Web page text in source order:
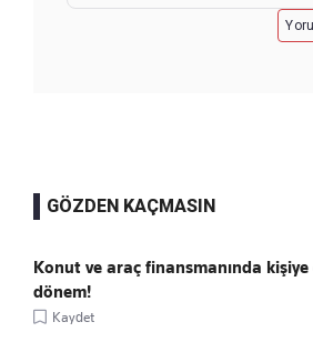
GÖZDEN KAÇMASIN
Konut ve araç finansmanında kişiye
dönem!
Kaydet